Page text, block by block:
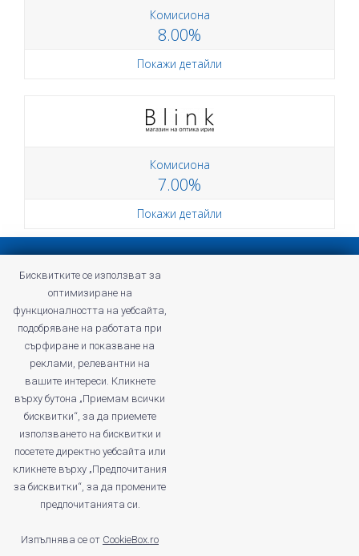
Комисиона
8.00%
Покажи детайли
Комисиона
7.00%
Покажи детайли
Общи условия на Profitshare
Често задавани въпроси
Конфиденциална политика
profitshare.ro
profitshare.bg
© 2026Кънвършън Маркетинг ЕООД
Регистриран като администратор на лични данни в Комисията за
Бисквитките се използват за
оптимизиране на
функционалността на уебсайта,
подобряване на работата при
сърфиране и показване на
реклами, релевантни на
вашите интереси. Кликнете
върху бутона „Приемам всички
бисквитки“, за да приемете
използването на бисквитки и
посетете директно уебсайта или
кликнете върху „Предпочитания
за бисквитки“, за да промените
предпочитанията си.
Изпълнява се от CookieBox.ro